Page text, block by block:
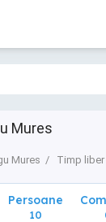
Mures
Mures Timp
Persoane
10